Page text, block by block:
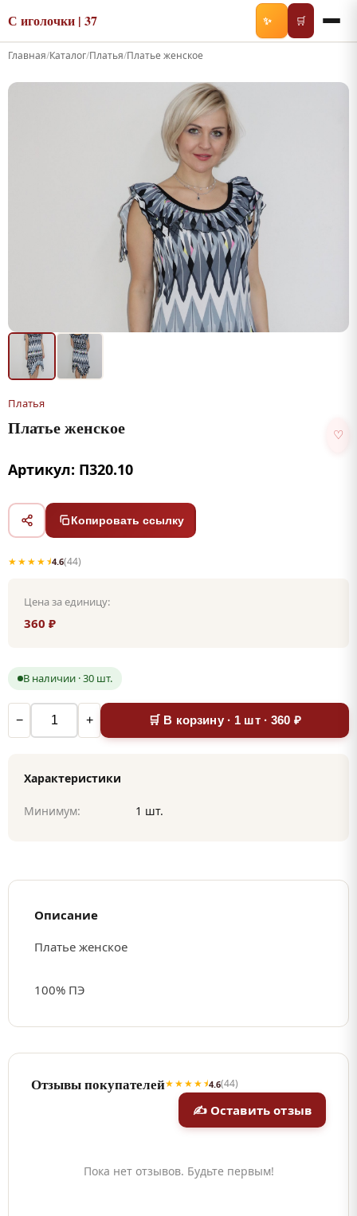
С иголочки | 37 ✨ 🛒
Главная/Каталог/Платья/Платье женское
Платья
Платье женское ♡
Артикул: П320.10
Копировать ссылку
★★★★⯨4.6(44)
Цена за единицу:
360 ₽
В наличии · 30 шт.
− + 🛒 В корзину · 1 шт · 360 ₽
Характеристики
Минимум: 1 шт.
Описание
Платье женское
100% ПЭ
Отзывы покупателей★★★★⯨4.6(44)
✍ Оставить отзыв
Пока нет отзывов. Будьте первым!